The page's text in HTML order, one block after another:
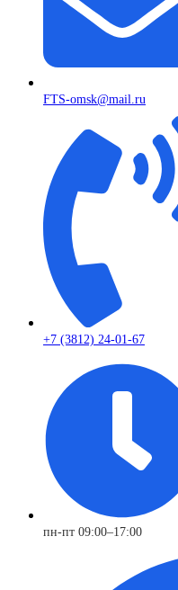
FTS-omsk@mail.ru
+7 (3812) 24-01-67
пн-пт 09:00–17:00